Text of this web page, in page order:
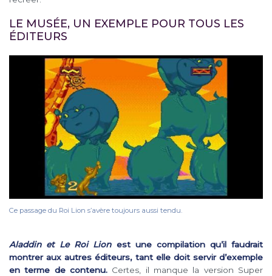
LE MUSÉE, UN EXEMPLE POUR TOUS LES
ÉDITEURS
Ce passage du Roi Lion s’avère toujours aussi tendu.
Aladdin et Le Roi Lionest une compilation qu’il faudrait
montrer aux autres éditeurs, tant elle doit servir d’exemple
en terme de contenu. Certes, il manque la version Super